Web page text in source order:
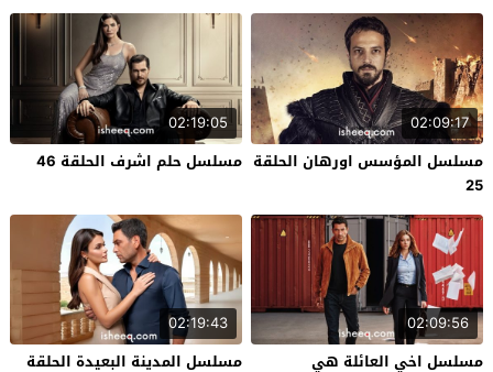
02:09:17
مسلسل المؤسس اورهان الحلقة
25
02:19:05
مسلسل حلم اشرف الحلقة 46
02:09:56
مسلسل اخي العائلة هي
02:19:43
مسلسل المدينة البعيدة الحلقة